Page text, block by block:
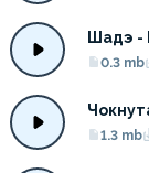
Шадэ -
0.3 mb
1.3 mb